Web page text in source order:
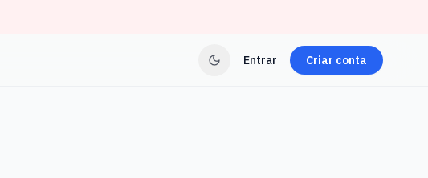
Entrar Criar conta